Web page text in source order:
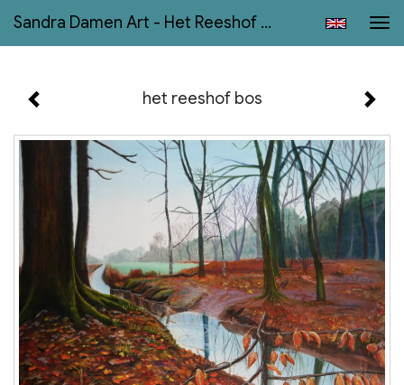
Sandra Damen Art - Het Reeshof Bos
het reeshof bos